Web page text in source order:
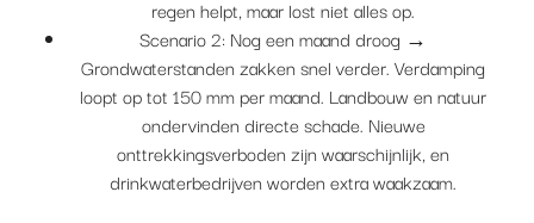
regen helpt, maar lost niet alles op.
Scenario 2: Nog een maand droog →
Grondwaterstanden zakken snel verder. Verdamping
loopt op tot 150 mm per maand. Landbouw en natuur
ondervinden directe schade. Nieuwe
onttrekkingsverboden zijn waarschijnlijk, en
drinkwaterbedrijven worden extra waakzaam.